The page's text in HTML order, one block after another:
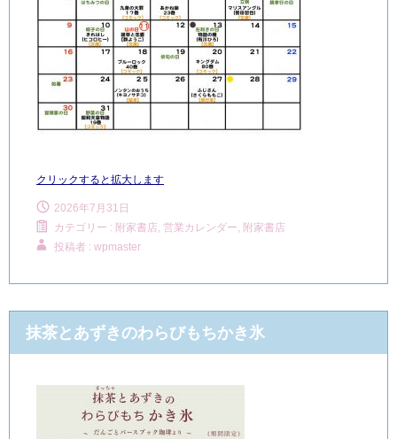
クリックすると拡大します
2026年7月31日
カテゴリー : 附家書店, 営業カレンダー, 附家書店
投稿者 : wpmaster
抹茶とあずきのわらびもちかき氷